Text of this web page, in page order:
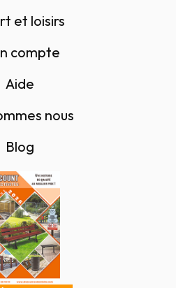
et loisirs
compte
Aide
nous
Blog